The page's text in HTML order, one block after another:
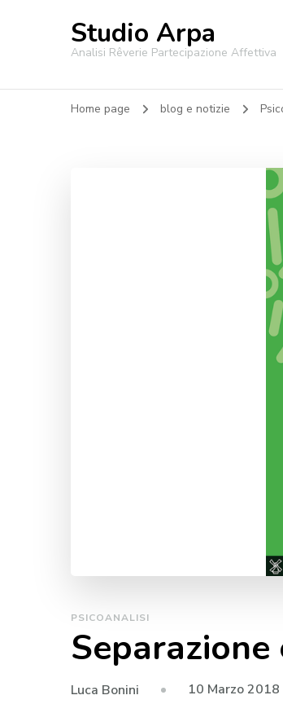
Studio Arpa
Analisi Rêverie Partecipazione Affettiva
Home page blog e notizie
PSICOANALISI
Separazione
Luca Bonini 10 Marzo 2018